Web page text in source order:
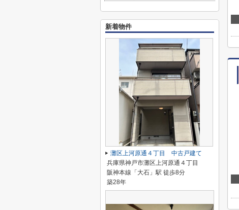
新着物件
灘区上河原通４丁目 中古戸建て
兵庫県神戸市灘区上河原通４丁目
阪神本線「大石」駅 徒歩8分
築28年